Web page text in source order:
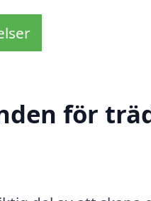
för